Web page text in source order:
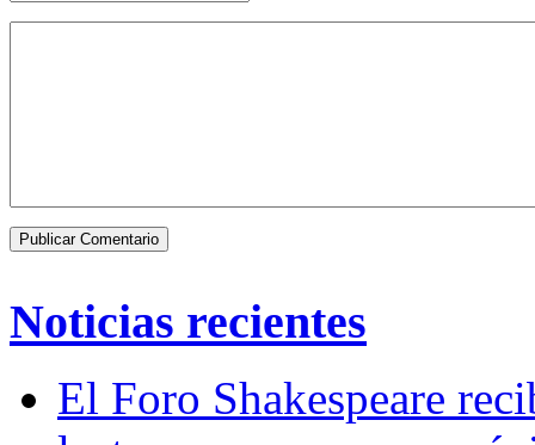
Noticias recientes
El Foro Shakespeare